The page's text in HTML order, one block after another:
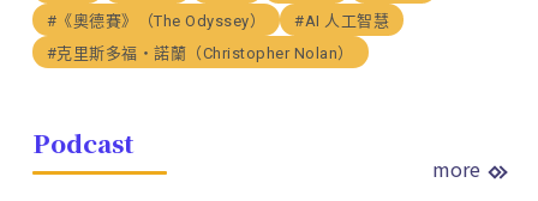
#《奧德賽》（The Odyssey）
#AI 人工智慧
#克里斯多福・諾蘭（Christopher Nolan）
Podcast
more